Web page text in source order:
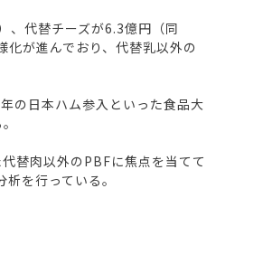
、代替チーズが6.3億円（同
が進んでおり、代替乳以外の
の日本ハム参入といった食品大
替肉以外のPBFに焦点を当てて
を行っている。